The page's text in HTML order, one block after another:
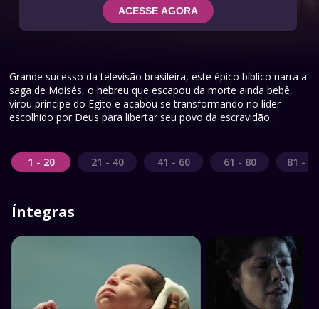
ACESSE AGORA
Grande sucesso da televisão brasileira, este épico bíblico narra a
saga de Moisés, o hebreu que escapou da morte ainda bebê,
virou príncipe do Egito e acabou se transformando no líder
escolhido por Deus para libertar seu povo da escravidão.
1 - 20 21 - 40 41 - 60 61 - 80 81 -
Íntegras